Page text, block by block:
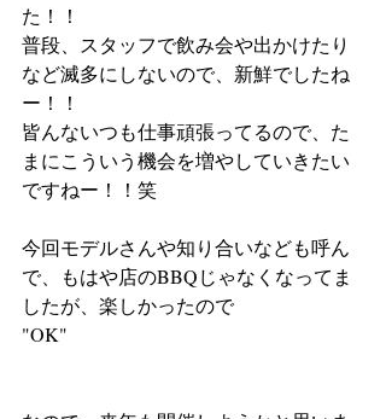
た！！
普段、スタッフで飲み会や出かけたり
など滅多にしないので、新鮮でしたね
ー！！
皆んないつも仕事頑張ってるので、た
まにこういう機会を増やしていきたい
ですねー！！笑
今回モデルさんや知り合いなども呼ん
で、もはや店のBBQじゃなくなってま
したが、楽しかったので
"OK"